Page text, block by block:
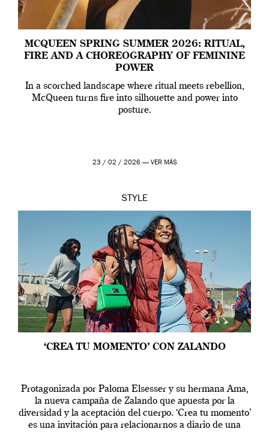
MCQUEEN SPRING SUMMER 2026: RITUAL,
FIRE AND A CHOREOGRAPHY OF FEMININE
POWER
In a scorched landscape where ritual meets rebellion,
McQueen turns fire into silhouette and power into
posture.
23 / 02 / 2026 — VER MÁS
STYLE
‘CREA TU MOMENTO’ CON ZALANDO
Protagonizada por Paloma Elsesser y su hermana Ama,
la nueva campaña de Zalando que apuesta por la
diversidad y la aceptación del cuerpo. ‘Crea tu momento’
es una invitación para relacionarnos a diario de una